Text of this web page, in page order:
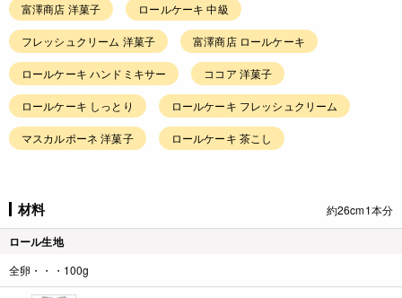
富澤商店 洋菓子 ロールケーキ 中級
フレッシュクリーム 洋菓子 富澤商店 ロールケーキ
ロールケーキ ハンドミキサー ココア 洋菓子
ロールケーキ しっとり ロールケーキ フレッシュクリーム
マスカルポーネ 洋菓子 ロールケーキ 茶こし
材料 約26cm1本分
ロール生地
全卵・・・100g